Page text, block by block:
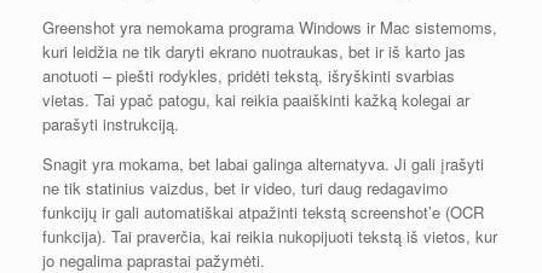
Greenshot yra nemokama programa Windows ir Mac sistemoms,
kuri leidžia ne tik daryti ekrano nuotraukas, bet ir iš karto jas
anotuoti – piešti rodykles, pridėti tekstą, išryškinti svarbias
vietas. Tai ypač patogu, kai reikia paaiškinti kažką kolegai ar
parašyti instrukciją.
Snagit yra mokama, bet labai galinga alternatyva. Ji gali įrašyti
ne tik statinius vaizdus, bet ir video, turi daug redagavimo
funkcijų ir gali automatiškai atpažinti tekstą screenshot’e (OCR
funkcija). Tai praverčia, kai reikia nukopijuoti tekstą iš vietos, kur
jo negalima paprastai pažymėti.